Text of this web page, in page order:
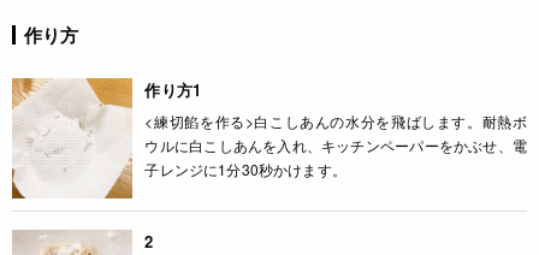
作り方
作り方1
<練切餡を作る>白こしあんの水分を飛ばします。耐熱ボ
ウルに白こしあんを入れ、キッチンペーパーをかぶせ、電
子レンジに1分30秒かけます。
2